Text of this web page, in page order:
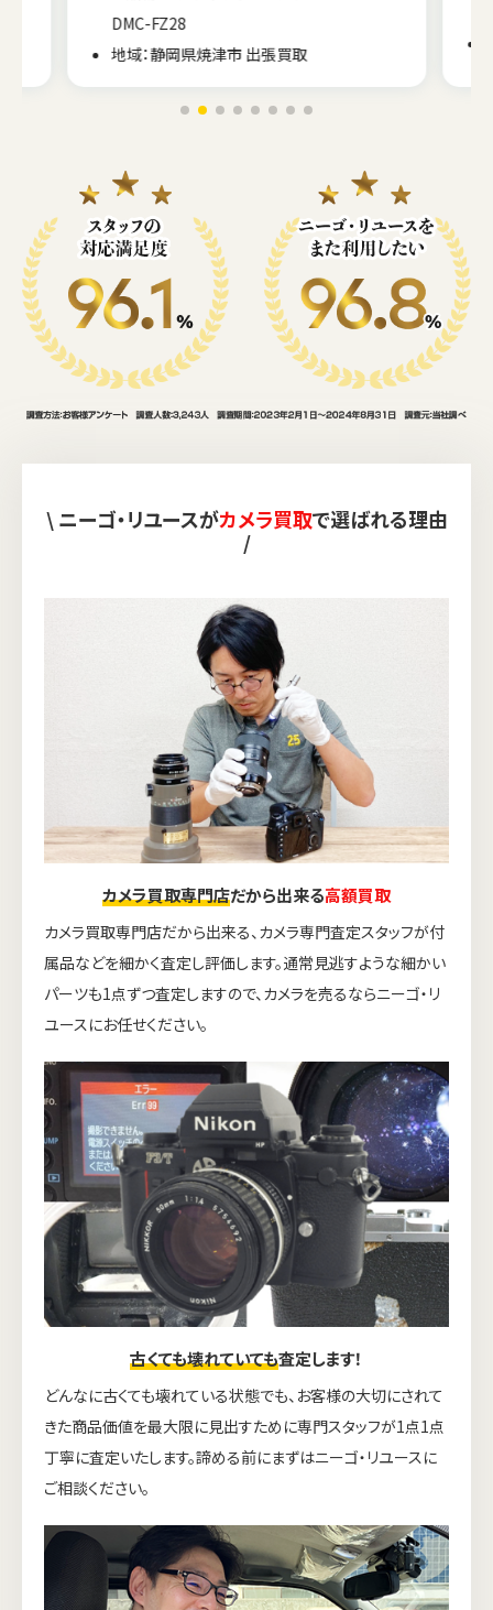
地域：静岡県静岡市 出張買取
\ ニーゴ・リユースがカメラ買取で選ばれる理由
/
カメラ買取専門店だから出来る高額買取
カメラ買取専門店だから出来る、カメラ専門査定スタッフが付
属品などを細かく査定し評価します。通常見逃すような細かい
パーツも1点ずつ査定しますので、カメラを売るならニーゴ・リ
ユースにお任せください。
古くても壊れていても査定します！
どんなに古くても壊れている状態でも、お客様の大切にされて
きた商品価値を最大限に見出すために専門スタッフが1点1点
丁寧に査定いたします。諦める前にまずはニーゴ・リユースに
ご相談ください。